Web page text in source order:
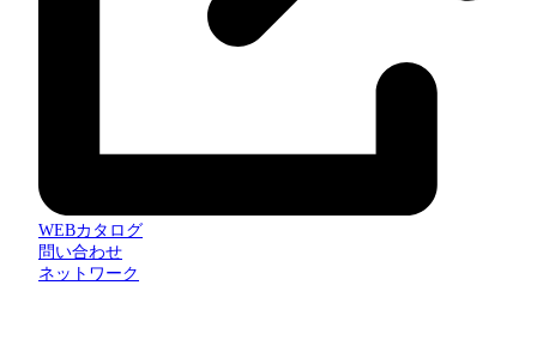
WEBカタログ
問い合わせ
ネットワーク